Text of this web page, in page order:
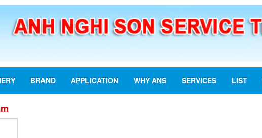
BRAND APPLICATION WHY ANS SERVICES LIST